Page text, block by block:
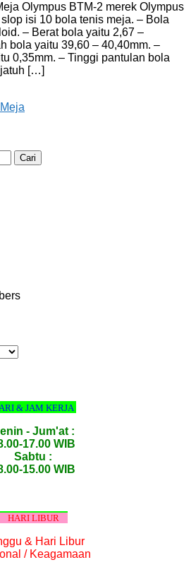
Olympus BTM-2 merek Olympus
isi 10 bola tenis meja. – Bola
– Berat bola yaitu 2,67 –
bola yaitu 39,60 – 40,40mm. –
0,35mm. – Tinggi pantulan bola
[…]
& JAM KERJA
- Jum'at :
17.00 WIB
Sabtu :
15.00 WIB
HARI LIBUR
& Hari Libur
/ Keagamaan